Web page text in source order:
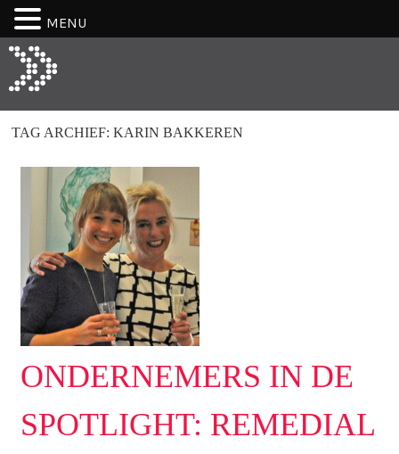
TAG ARCHIEF: KARIN BAKKEREN
ONDERNEMERS IN DE
SPOTLIGHT: REMEDIAL
MENU